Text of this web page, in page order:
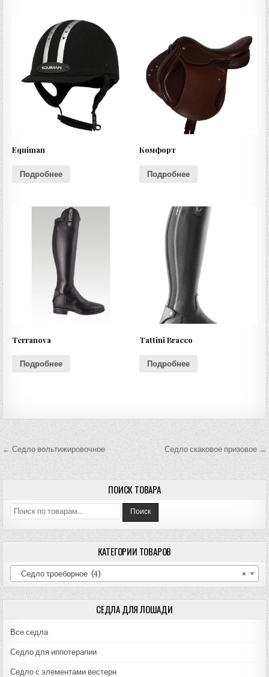
Equiman
Подробнее
Комфорт
Подробнее
Terranova
Подробнее
Tattini Bracco
Подробнее
Навигация
по
записям
← Седло вольтижировочное Седло скаковое призовое →
ПОИСК ТОВАРА
Искать: Поиск
КАТЕГОРИИ ТОВАРОВ
×
Седло троеборное (4)
СЕДЛА ДЛЯ ЛОШАДИ
Все седла
Седло для иппотерапии
Седло с элементами вестерн